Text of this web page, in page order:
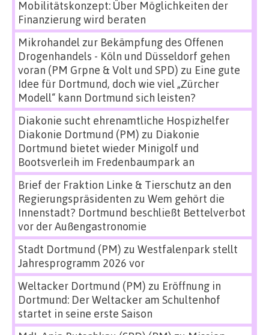
Mobilitätskonzept: Über Möglichkeiten der
Finanzierung wird beraten
Mikrohandel zur Bekämpfung des Offenen
Drogenhandels - Köln und Düsseldorf gehen
voran (PM Grpne & Volt und SPD) zu Eine gute
Idee für Dortmund, doch wie viel „Zürcher
Modell“ kann Dortmund sich leisten?
Diakonie sucht ehrenamtliche Hospizhelfer
Diakonie Dortmund (PM) zu Diakonie
Dortmund bietet wieder Minigolf und
Bootsverleih im Fredenbaumpark an
Brief der Fraktion Linke & Tierschutz an den
Regierungspräsidenten zu Wem gehört die
Innenstadt? Dortmund beschließt Bettelverbot
vor der Außengastronomie
Stadt Dortmund (PM) zu Westfalenpark stellt
Jahresprogramm 2026 vor
Weltacker Dortmund (PM) zu Eröffnung in
Dortmund: Der Weltacker am Schultenhof
startet in seine erste Saison